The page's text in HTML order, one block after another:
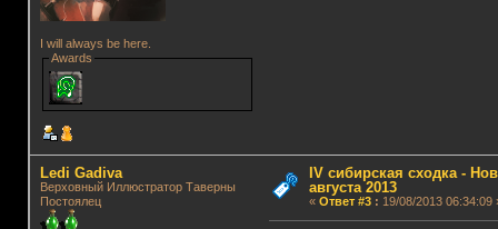
I will always be here.
Awards
Ledi Gadiva
Верховный Иллюстратор Таверны
Постоялец
IV сибирская сходка -
августа 2013
« Ответ #3: 19/08/2013 06:34:09